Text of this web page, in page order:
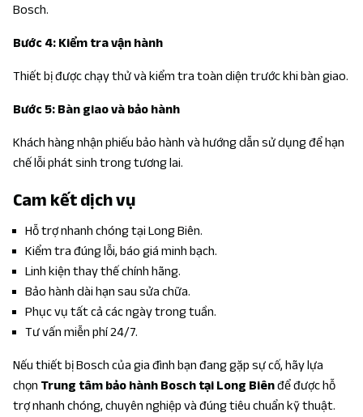
Bosch.
Bước 4: Kiểm tra vận hành
Thiết bị được chạy thử và kiểm tra toàn diện trước khi bàn giao.
Bước 5: Bàn giao và bảo hành
Khách hàng nhận phiếu bảo hành và hướng dẫn sử dụng để hạn
chế lỗi phát sinh trong tương lai.
Cam kết dịch vụ
Hỗ trợ nhanh chóng tại Long Biên.
Kiểm tra đúng lỗi, báo giá minh bạch.
Linh kiện thay thế chính hãng.
Bảo hành dài hạn sau sửa chữa.
Phục vụ tất cả các ngày trong tuần.
Tư vấn miễn phí 24/7.
Nếu thiết bị Bosch của gia đình bạn đang gặp sự cố, hãy lựa
chọn Trung tâm bảo hành Bosch tại Long Biênđể được hỗ
trợ nhanh chóng, chuyên nghiệp và đúng tiêu chuẩn kỹ thuật.